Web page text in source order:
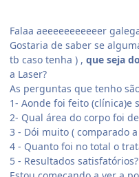
Falaa aeeeeeeeeeeer
Gostaria de saber se
tb caso tenha ) , que seja
a Laser?
As perguntas que tenho
1- Aonde foi feito (clínica)e
2- Qual área do corpo foi
3 - Dói muito ( comparado
4 - Quanto foi no total o
5 - Resultados satisfatórios?